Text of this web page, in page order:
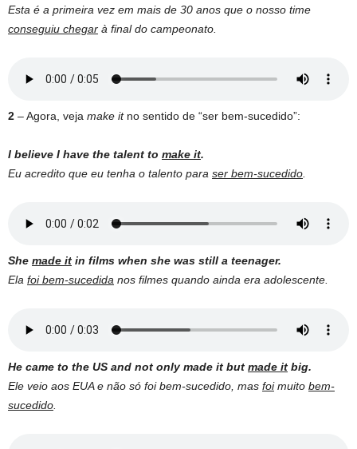
Esta é a primeira vez em mais de 30 anos que o nosso time
conseguiu chegar à final do campeonato.
2 – Agora, veja make itno sentido de “ser bem-sucedido”:
I believe I have the talent to make it.
Eu acredito que eu tenha o talento para ser bem-sucedido
She made it in films when she was still a teenager.
Ela foi bem-sucedida nos filmes quando ainda era adolescente.
He came to the US and not only made it but made it big.
Ele veio aos EUA e não só foi bem-sucedido, mas foimuito bem-
sucedido